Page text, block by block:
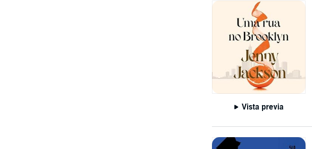
Vista previa